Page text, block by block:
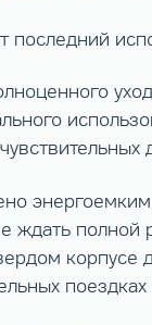
последний
ждать полной
корпусе